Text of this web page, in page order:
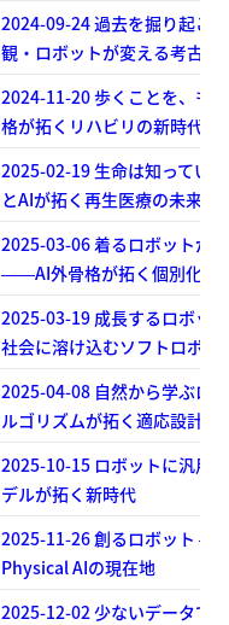
2024-09-24 過去を掘り起こ
観・ロボットが変える考古学
2024-11-20 歩くことを、も
格が拓くリハビリの新時代
2025-02-19 生命は知ってい
とAIが拓く再生医療の未来
2025-03-06 着るロボットが
――AI外骨格が拓く個別化モ
2025-03-19 成長するロボッ
社会に溶け込むソフトロボテ
2025-04-08 自然から学ぶロ
ルゴリズムが拓く適応設計
2025-10-15 ロボットに汎用
デルが拓く新時代
2025-11-26 創るロボット ―
Physical AIの現在地
2025-12-02 少ないデータで